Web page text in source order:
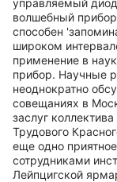
управляемый
волшебный
способен
широком
применение в
прибор. Научные
неоднократно
совещаниях в
заслуг
Трудового
еще одно
сотрудниками
Лейпцигской